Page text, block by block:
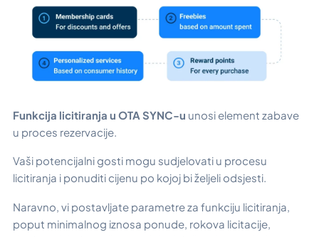
Funkcija licitiranja u OTA SYNC-u unosi element zabave
u proces rezervacije.
Vaši potencijalni gosti mogu sudjelovati u procesu
licitiranja i ponuditi cijenu po kojoj bi željeli odsjesti.
Naravno, vi postavljate parametre za funkciju licitiranja,
poput minimalnog iznosa ponude, rokova licitacije,